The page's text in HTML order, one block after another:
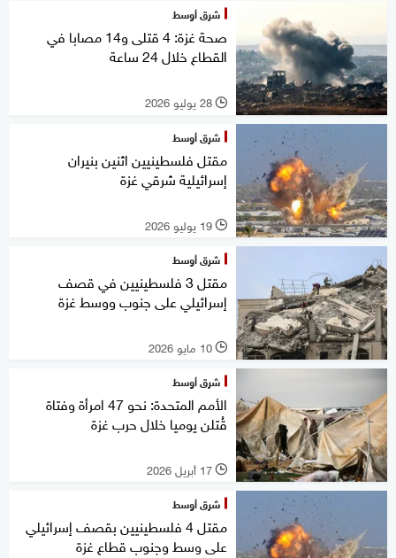
شرق أوسط
صحة غزة: 4 قتلى و14 مصابا في
القطاع خلال 24 ساعة
l 28 يوليو 2026
شرق أوسط
مقتل فلسطينيين اثنين بنيران
إسرائيلية شرقي غزة
l 19 يوليو 2026
شرق أوسط
مقتل 3 فلسطينيين في قصف
إسرائيلي على جنوب ووسط غزة
l 10 مايو 2026
شرق أوسط
الأمم المتحدة: نحو 47 امرأة وفتاة
قُتلن يوميا خلال حرب غزة
l 17 أبريل 2026
شرق أوسط
مقتل 4 فلسطينيين بقصف إسرائيلي
على وسط وجنوب قطاع غزة